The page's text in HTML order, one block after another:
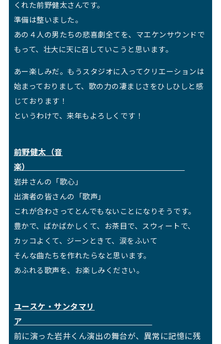
くれた前野健太さんです。
準備は整いました。
あの４人の男たちの悲喜劇全てを、マエケンサウンドで
もって、壮大に天に召していこうと思います。
あー楽しみだ。もうスタジオに入ってクリエーションは
始まっておりまして、歌の力の凄まじさをひしひしと感
じております！
というわけで、来年もよろしくです！
前野健太（音
楽）
岩井さんの「歌心」
出演者の皆さんの「歌声」
これが合わさってとんでもないことになりそうです。
豊かで、ばかばかしくて、お茶目で、スウィートで、
カッコよくて、ジーンときて、涙をふいて
そんな曲たちを作れたらなと思います。
あふれる歌声を、お楽しみください。
ユースケ・サンタマリ
ア
前に演った岩井くん演出の舞台が、異常に記憶に残